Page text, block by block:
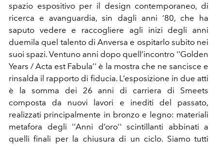
spazio espositivo per il design contemporaneo, di
ricerca e avanguardia, sin dagli anni ‘80, che ha
saputo vedere e raccogliere agli inizi degli anni
duemila quel talento di Anversa e ospitarlo subito nei
suoi spazi. Ventuno anni dopo quell’incontro ''Golden
Years / Acta est Fabula’' è la mostra che ne sancisce e
rinsalda il rapporto di fiducia. L’esposizione in due atti
è la somma dei 26 anni di carriera di Smeets
composta da nuovi lavori e inediti del passato,
realizzati principalmente in bronzo e legno: materiali
metafora degli ''Anni d’oro’' scintillanti abbinati a
quelli finali per la chiusura di un ciclo. Siamo tutti